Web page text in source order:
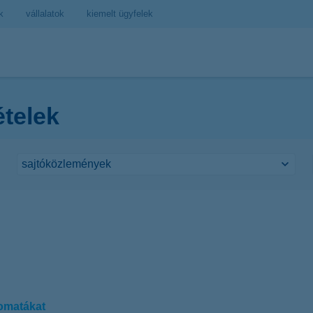
vállalatok kiemelt ügyfelek